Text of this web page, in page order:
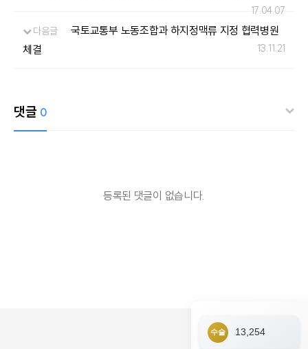
17.04.07
다음글
국토교통부 노동조합과 하지정맥류 지정 협력병원
체결
13.11.21
댓글 0
등록된 댓글이 없습니다.
수술 13,254